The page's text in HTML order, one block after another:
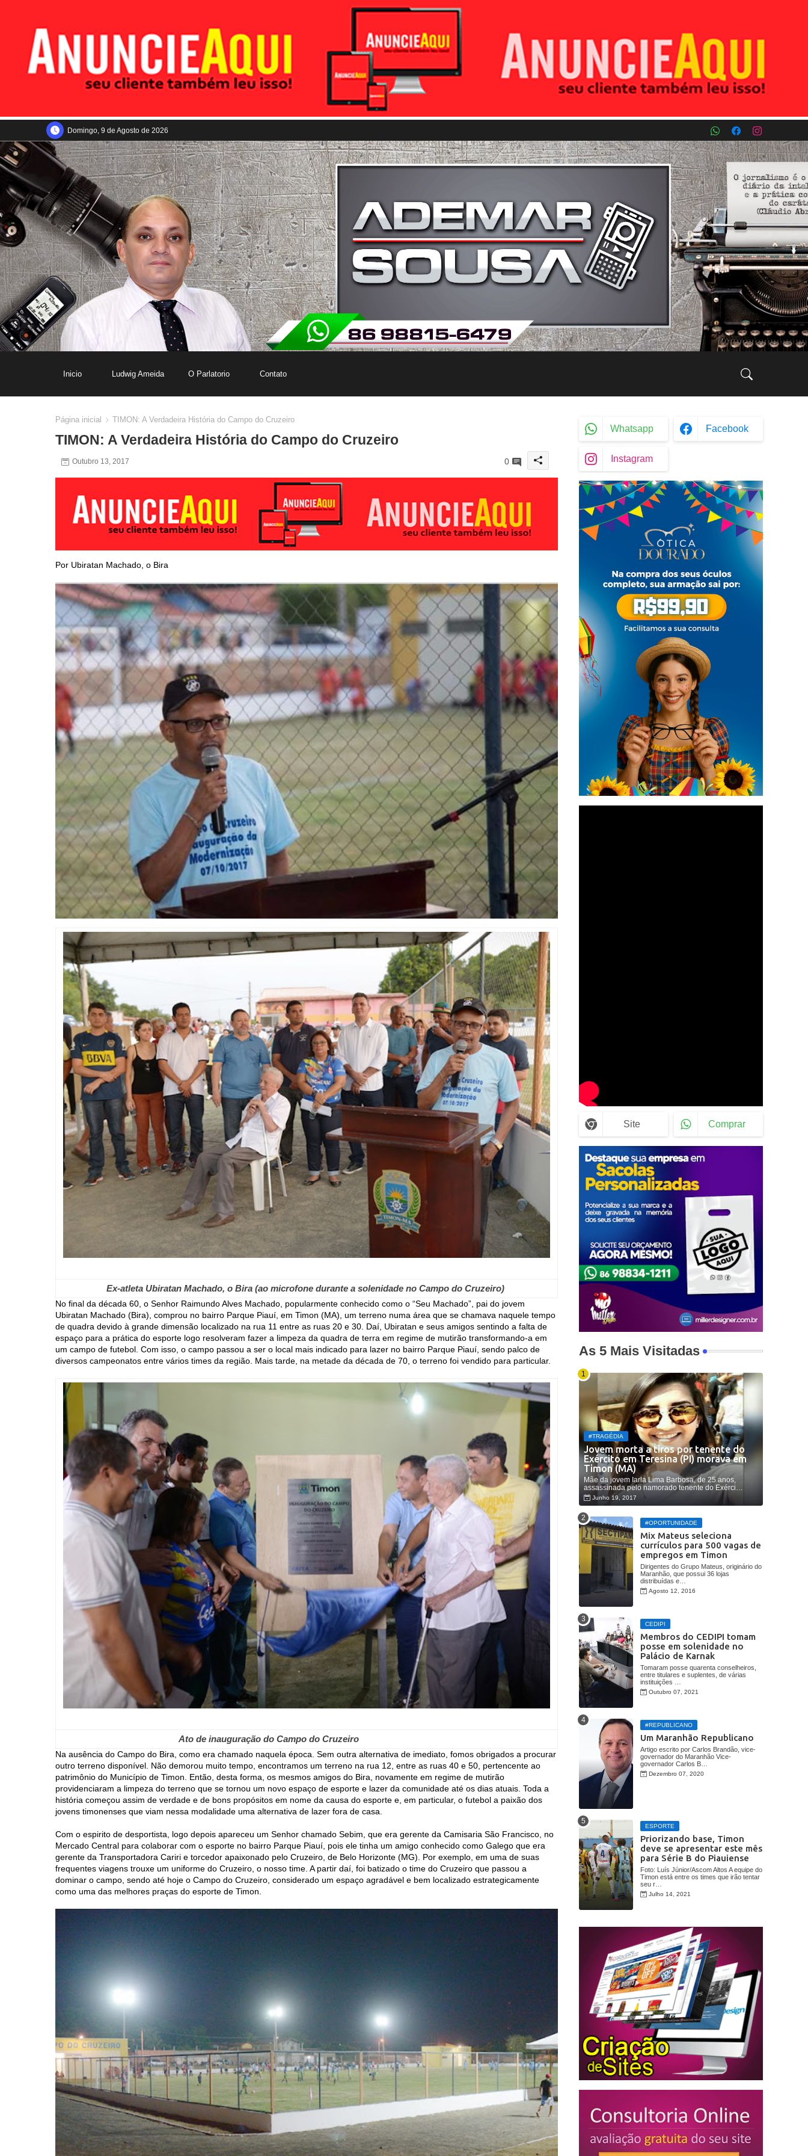
Pular para o conteúdo principal
Domingo, 9 de Agosto de 2026
Inicio Ludwig Ameida O Parlatorio Contato
Página inicial TIMON: A Verdadeira História do Campo do Cruzeiro
TIMON: A Verdadeira História do Campo do Cruzeiro
Outubro 13, 2017 0
Por Ubiratan Machado, o Bira
Ex-atleta Ubiratan Machado, o Bira (ao microfone durante a solenidade no Campo do Cruzeiro)
No final da década 60, o Senhor Raimundo Alves Machado, popularmente conhecido como o “Seu Machado”, pai do jovem
Ubiratan Machado (Bira), comprou no bairro Parque Piauí, em Timon (MA), um terreno numa área que se chamava naquele tempo
de quadra devido à grande dimensão localizado na rua 11 entre as ruas 20 e 30. Daí, Ubiratan e seus amigos sentindo a falta de
espaço para a prática do esporte logo resolveram fazer a limpeza da quadra de terra em regime de mutirão transformando-a em
um campo de futebol. Com isso, o campo passou a ser o local mais indicado para lazer no bairro Parque Piauí, sendo palco de
diversos campeonatos entre vários times da região. Mais tarde, na metade da década de 70, o terreno foi vendido para particular.
Ato de inauguração do Campo do Cruzeiro
Na ausência do Campo do Bira, como era chamado naquela época. Sem outra alternativa de imediato, fomos obrigados a procurar
outro terreno disponível. Não demorou muito tempo, encontramos um terreno na rua 12, entre as ruas 40 e 50, pertencente ao
patrimônio do Município de Timon. Então, desta forma, os mesmos amigos do Bira, novamente em regime de mutirão
providenciaram a limpeza do terreno que se tornou um novo espaço de esporte e lazer da comunidade até os dias atuais. Toda a
história começou assim de verdade e de bons propósitos em nome da causa do esporte e, em particular, o futebol a paixão dos
jovens timonenses que viam nessa modalidade uma alternativa de lazer fora de casa.
Com o espirito de desportista, logo depois apareceu um Senhor chamado Sebim, que era gerente da Camisaria São Francisco, no
Mercado Central para colaborar com o esporte no bairro Parque Piauí, pois ele tinha um amigo conhecido como Galego que era
gerente da Transportadora Cariri e torcedor apaixonado pelo Cruzeiro, de Belo Horizonte (MG). Por exemplo, em uma de suas
frequentes viagens trouxe um uniforme do Cruzeiro, o nosso time. A partir daí, foi batizado o time do Cruzeiro que passou a
dominar o campo, sendo até hoje o Campo do Cruzeiro, considerado um espaço agradável e bem localizado estrategicamente
como uma das melhores praças do esporte de Timon.
Whatsapp Facebook
Instagram
Site Comprar
As 5 Mais Visitadas
#TRAGÉDIA
Jovem morta a tiros por tenente do
Exército em Teresina (PI) morava em
Timon (MA)
Mãe da jovem Iarla Lima Barbosa, de 25 anos,
assassinada pelo namorado tenente do Exérci…
Junho 19, 2017
#OPORTUNIDADE
Mix Mateus seleciona
currículos para 500 vagas de
empregos em Timon
Dirigentes do Grupo Mateus, originário do
Maranhão, que possui 36 lojas
distribuídas e…
Agosto 12, 2016
CEDIPI
Membros do CEDIPI tomam
posse em solenidade no
Palácio de Karnak
Tomaram posse quarenta conselheiros,
entre titulares e suplentes, de várias
instituições …
Outubro 07, 2021
#REPUBLICANO
Um Maranhão Republicano
Artigo escrito por Carlos Brandão, vice-
governador do Maranhão Vice-
governador Carlos B…
Dezembro 07, 2020
ESPORTE
Priorizando base, Timon
deve se apresentar este mês
para Série B do Piauiense
Foto: Luís Júnior/Ascom Altos A equipe do
Timon está entre os times que irão tentar
seu r…
Julho 14, 2021